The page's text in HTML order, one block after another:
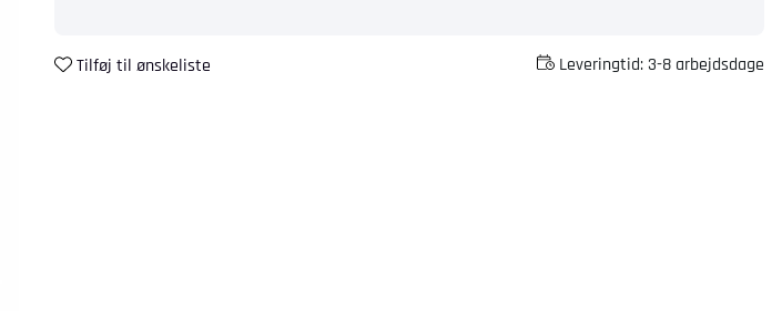
Tilføj til ønskeliste Leveringtid:3-8 arbejdsdage